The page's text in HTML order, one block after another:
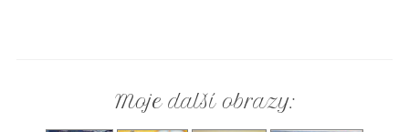
Moje další obrazy: